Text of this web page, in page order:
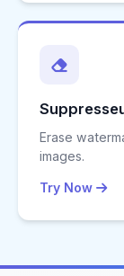
Erase
images.
Try Now